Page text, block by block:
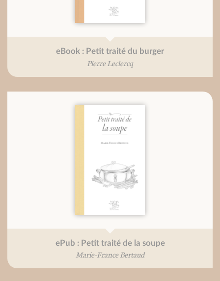
eBook : Petit traité du burger
Pierre Leclercq
ePub : Petit traité de la soupe
Marie-France Bertaud